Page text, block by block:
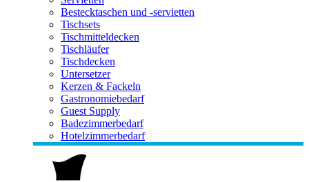
Bestecktaschen und -servietten
Tischsets
Tischmitteldecken
Tischläufer
Tischdecken
Untersetzer
Kerzen & Fackeln
Gastronomiebedarf
Guest Supply
Badezimmerbedarf
Hotelzimmerbedarf